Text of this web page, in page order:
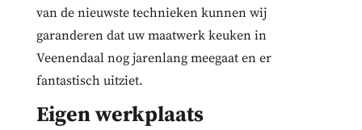
van de nieuwste technieken kunnen wij
garanderen dat uw maatwerk keuken in
Veenendaal nog jarenlang meegaat en er
fantastisch uitziet.
Eigen werkplaats